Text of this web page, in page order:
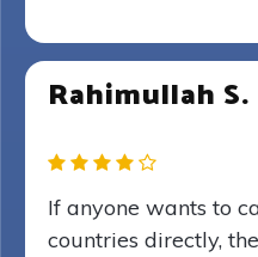
Rahimullah S.
If anyone wants to
countries directly,